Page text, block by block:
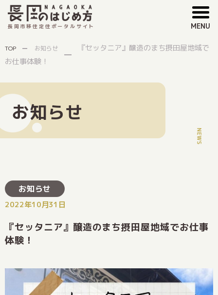
長岡市移住定住ポータルサイト MENU
TOP お知らせ
『セッタニア』醸造のまち摂田屋地域で
お仕事体験！
お知らせ
お知らせ
2022年10月31日
『セッタニア』醸造のまち摂田屋地域でお仕事
体験！